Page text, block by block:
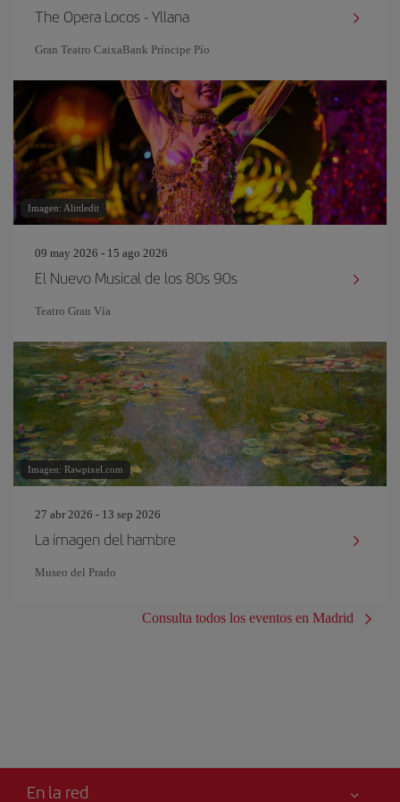
The Opera Locos - Yllana
Gran Teatro CaixaBank Príncipe Pío
Imagen: Alittledit
09 may 2026 - 15 ago 2026
El Nuevo Musical de los 80s 90s
Teatro Gran Vía
Imagen: Rawpixel.com
27 abr 2026 - 13 sep 2026
La imagen del hambre
Museo del Prado
Consulta todos los eventos en Madrid
En la red